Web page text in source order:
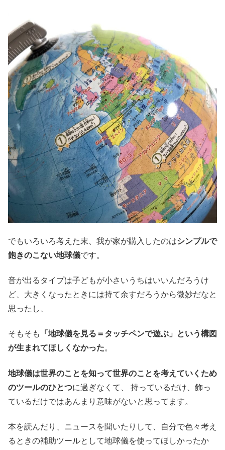
でもいろいろ考えた末、我が家が購入したのはシンプルで
飽きのこない地球儀です。
音が出るタイプは子どもが小さいうちはいいんだろうけ
ど、大きくなったときには持て余すだろうから微妙だなと
思ったし、
そもそも
「地球儀を見る＝タッチペンで遊ぶ」という構図
が生まれてほしくなかった。
地球儀は世界のことを知って世界のことを考えていくため
のツールのひとつに過ぎなくて、 持っているだけ、飾っ
ているだけではあんまり意味がないと思ってます。
本を読んだり、ニュースを聞いたりして、自分で色々考え
るときの補助ツールとして地球儀を使ってほしかったか